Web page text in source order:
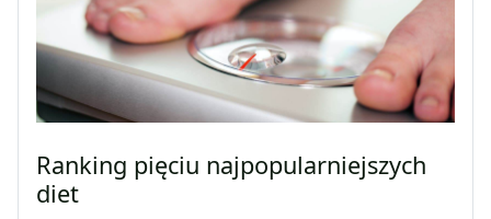
Ranking pięciu najpopularniejszych
diet